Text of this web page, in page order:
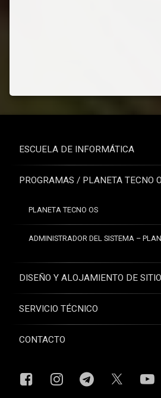
ESCUELA DE INFORMÁTICA
PROGRAMAS / PLANETA TECNO
PLANETA TECNO OS
ADMINISTRADOR DEL SISTEMA –
DISEÑO Y ALOJAMIENTO DE
SERVICIO TÉCNICO
CONTACTO
FacebookInstagram
Telegram